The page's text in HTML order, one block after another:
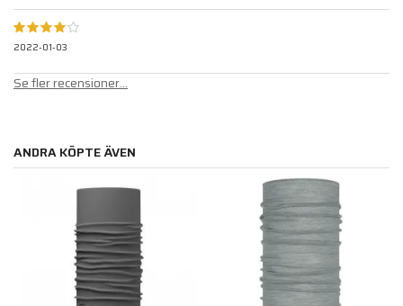
2022-01-03
Se fler recensioner...
ANDRA KÖPTE ÄVEN